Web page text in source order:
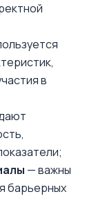
в
— важны
барьерных